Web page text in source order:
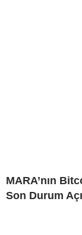
MARA’nın
Son Durum